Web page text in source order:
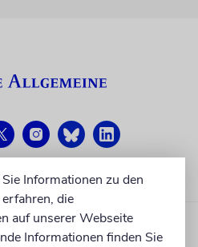
Informationen zu den
die
auf unserer Webseite
Informationen finden Sie